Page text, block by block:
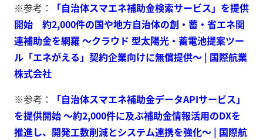
※参考：
「自治体スマエネ補助金検索サービス」を提供
開始 約2,000件の国や地方自治体の創・蓄・省エネ関
連補助金を網羅 ～クラウド 型太陽光・蓄電池提案ツー
ル「エネがえる」契約企業向けに無償提供～ | 国際航業
株式会社
※参考：
「自治体スマエネ補助金データAPIサービス」
を提供開始 ～約2,000件に及ぶ補助金情報活用のDXを
推進し、開発工数削減とシステム連携を強化～ | 国際航